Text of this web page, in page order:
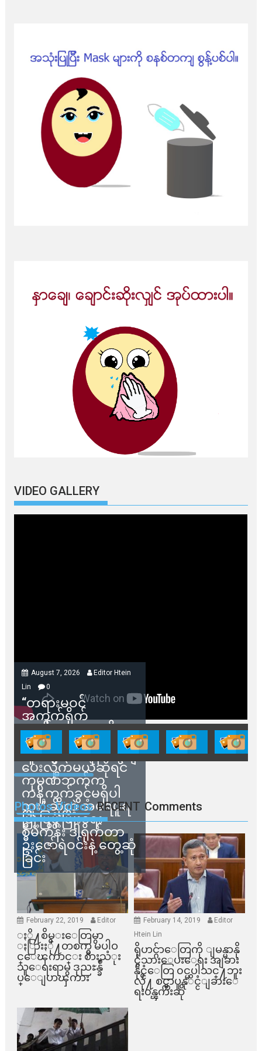
VIDEO GALLERY
August 7, 2026
Editor Htein
Lin
0
“တရားမဝင်
အကွက်ရိုက်
ရောင်းချမှုတွေကို
သက်ဆိုင်ရာတာဝန်ရှိ
သူတွေက ဂရန်တွေချ
ပေးလိုက်မယ်ဆိုရင်
ကုမ္ပဏီဘက်က
ကန့်ကွက်ခွင့်မရှိပါ
ဘူး” ဆိုတဲ့ အမရပူရ
မြို့ပြဖွံ့ဖြိုးရေး
စီမံကိန်း ဒါရိုက်တာ
ဦးဇော်ရဲဝင်းနဲ့ တွေ့ဆုံ
ခြင်း
Photos Videos RECENT Comments
February 22, 2019 Editor
ႏို႔စိမ္းေတြမွာ
ႏြားႏို႔တစက္မွ မပါဝ
င္ေၾကာင္း စားသံုး
သူေရးရာမွ ဒုညႊန္ခ်ဳ
ပ္ေျပာၾကား
February 14, 2019
Editor
Htein Lin
ရိုဟင္ဂ်ာေတြကို ျမန္မာနို
င္ငံသားေပးေရး အျခား
နိုင္ငံေတြ ၀င္မပါသင္႔ဘူး
လို႔ စင္ကာပူနုိင္ငံျခားေ
ရး၀န္ၾကီးဆို